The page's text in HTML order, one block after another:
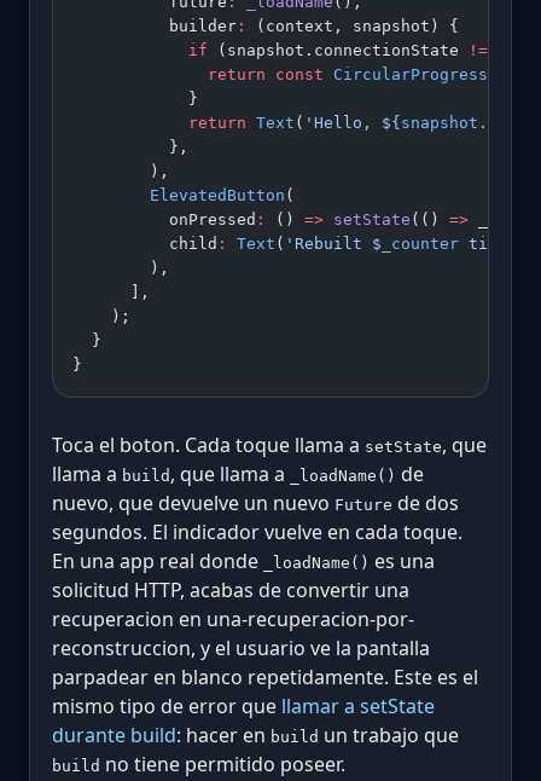
          builder
:
(context, snapshot) {
            if
(snapshot.connectionState !=
              return
const
            }
            return
Text ( 'Hello, ${snapshot .
          },
        ),
        ElevatedButton
(
          onPressed
: () => setState (() =>
          child
: Text ( 'Rebuilt $ _counter times'
        ),
      ],
    );
  }
}
Toca el boton. Cada toque llama a setState, que
llama a build , que llama a _loadName() de
nuevo, que devuelve un nuevo Future de dos
segundos. El indicador vuelve en cada toque.
En una app real donde
_loadName() es una
solicitud HTTP, acabas de convertir una
recuperacion en una-recuperacion-por-
reconstruccion, y el usuario ve la pantalla
parpadear en blanco repetidamente. Este es el
mismo tipo de error que llamar a setState
durante build: hacer en build un trabajo que
build no tiene permitido poseer.